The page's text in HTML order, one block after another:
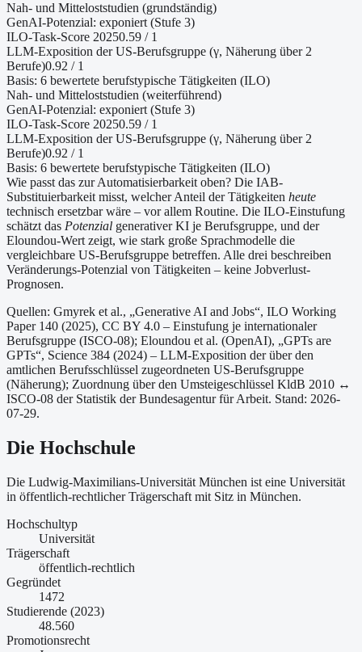
Nah- und Mitteloststudien (grundständig)
GenAI-Potenzial: exponiert (Stufe 3)
ILO-Task-Score 20250.59 / 1
LLM-Exposition der US-Berufsgruppe (γ, Näherung über 2
Berufe)0.92 / 1
Basis: 6 bewertete berufstypische Tätigkeiten (ILO)
Nah- und Mitteloststudien (weiterführend)
GenAI-Potenzial: exponiert (Stufe 3)
ILO-Task-Score 20250.59 / 1
LLM-Exposition der US-Berufsgruppe (γ, Näherung über 2
Berufe)0.92 / 1
Basis: 6 bewertete berufstypische Tätigkeiten (ILO)
Wie passt das zur Automatisierbarkeit oben? Die IAB-
Substituierbarkeit misst, welcher Anteil der Tätigkeiten heute
technisch ersetzbar wäre – vor allem Routine. Die ILO-Einstufung
schätzt das Potenzial generativer KI je Berufsgruppe, und der
Eloundou-Wert zeigt, wie stark große Sprachmodelle die
vergleichbare US-Berufsgruppe betreffen. Alle drei beschreiben
Veränderungs-Potenzial von Tätigkeiten – keine Jobverlust-
Prognosen.
Quellen: Gmyrek et al., „Generative AI and Jobs“, ILO Working
Paper 140 (2025), CC BY 4.0 – Einstufung je internationaler
Berufsgruppe (ISCO-08); Eloundou et al. (OpenAI), „GPTs are
GPTs“, Science 384 (2024) – LLM-Exposition der über den
amtlichen Berufsschlüssel zugeordneten US-Berufsgruppe
(Näherung); Zuordnung über den Umsteigeschlüssel KldB 2010 ↔
ISCO-08 der Statistik der Bundesagentur für Arbeit. Stand: 2026-
07-29.
Die Hochschule
Die Ludwig-Maximilians-Universität München ist eine Universität
in öffentlich-rechtlicher Trägerschaft mit Sitz in München.
Hochschultyp
Universität
Trägerschaft
öffentlich-rechtlich
Gegründet
1472
Studierende (2023)
48.560
Promotionsrecht